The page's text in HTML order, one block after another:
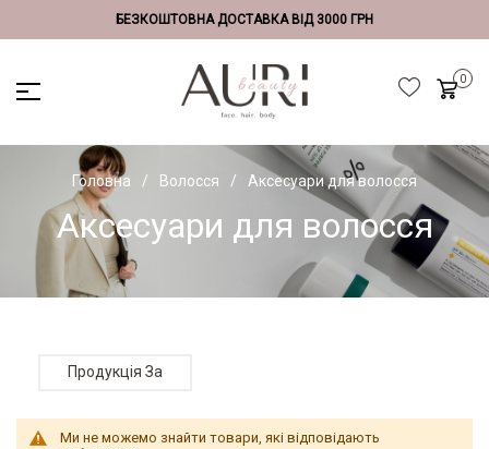
БЕЗКОШТОВНА ДОСТАВКА ВІД 3000 ГРН
Головна Волосся Аксесуари для волосся
Аксесуари для волосся
Ми не можемо знайти товари, які відповідають
Продукція За